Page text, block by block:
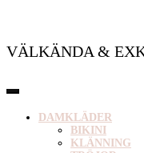
VÄLKÄNDA &
DAMKLÄDER
BIKINI
KLÄNNING